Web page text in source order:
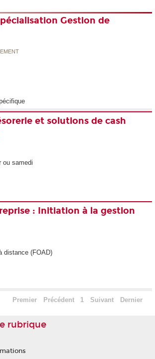
Gestion de
et solutions de cash
ou samedi
: Initiation à la gestion
distance (FOAD)
Premier Précédent 1 Suivant Dernier
rubrique